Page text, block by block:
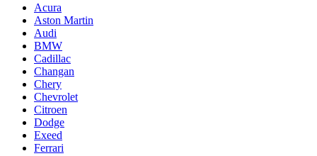
Acura
Aston Martin
Audi
BMW
Cadillac
Changan
Chery
Chevrolet
Citroen
Dodge
Exeed
Ferrari